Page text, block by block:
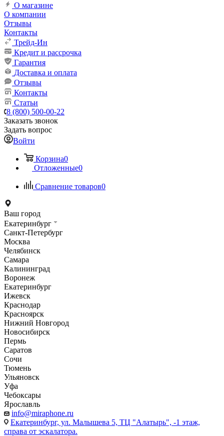
О магазине
О компании
Отзывы
Контакты
Трейд-Ин
Кредит и рассрочка
Гарантия
Доставка и оплата
Отзывы
Контакты
Статьи
8 (800) 500-00-22
Заказать звонок
Задать вопрос
Войти
Корзина0
Отложенные0
Сравнение товаров0
Ваш город
Екатеринбург
Санкт-Петербург
Москва
Челябинск
Самара
Калининград
Воронеж
Екатеринбург
Ижевск
Краснодар
Красноярск
Нижний Новгород
Новосибирск
Пермь
Саратов
Сочи
Тюмень
Ульяновск
Уфа
Чебоксары
Ярославль
info@miraphone.ru
Екатеринбург, ул. Малышева 5, ТЦ "Алатырь", -1 этаж,
справа от эскалатора.